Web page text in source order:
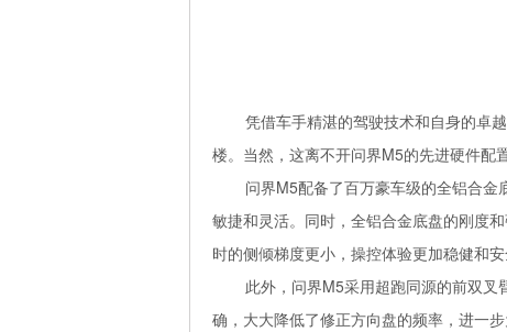
凭借车手精湛的驾驶技术和自身的卓
楼。当然，这离不开问界M5的先进硬件配置
问界M5配备了百万豪车级的全铝合
敏捷和灵活。同时，全铝合金底盘的刚度
时的侧倾梯度更小，操控体验更加稳健和安
此外，问界M5采用超跑同源的前双
确，大大降低了修正方向盘的频率，进一